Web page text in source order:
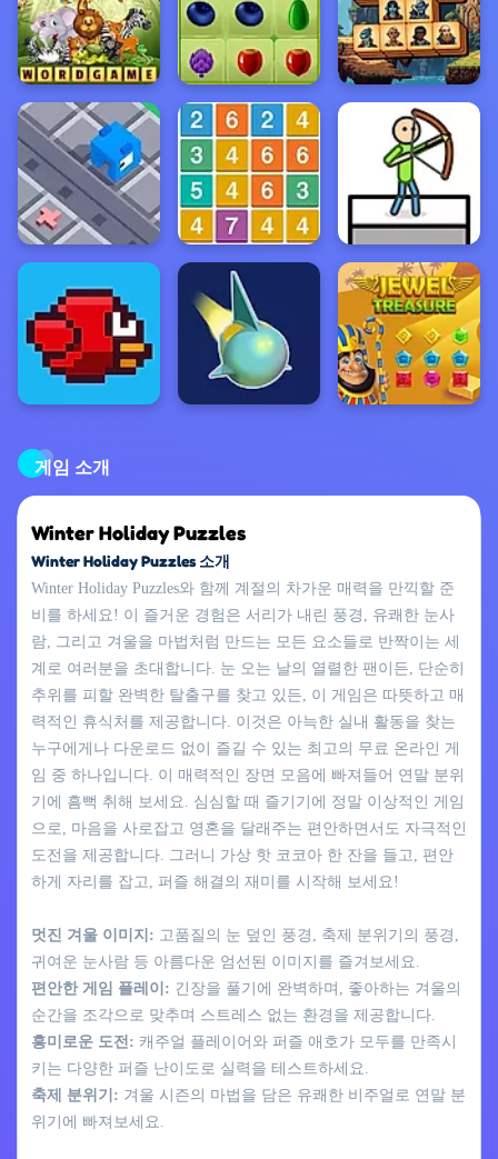
게임 소개
Winter Holiday Puzzles
Winter Holiday Puzzles 소개
Winter Holiday Puzzles와 함께 계절의 차가운 매력을 만끽할 준
비를 하세요! 이 즐거운 경험은 서리가 내린 풍경, 유쾌한 눈사
람, 그리고 겨울을 마법처럼 만드는 모든 요소들로 반짝이는 세
계로 여러분을 초대합니다. 눈 오는 날의 열렬한 팬이든, 단순히
추위를 피할 완벽한 탈출구를 찾고 있든, 이 게임은 따뜻하고 매
력적인 휴식처를 제공합니다. 이것은 아늑한 실내 활동을 찾는
누구에게나 다운로드 없이 즐길 수 있는 최고의 무료 온라인 게
임 중 하나입니다. 이 매력적인 장면 모음에 빠져들어 연말 분위
기에 흠뻑 취해 보세요. 심심할 때 즐기기에 정말 이상적인 게임
으로, 마음을 사로잡고 영혼을 달래주는 편안하면서도 자극적인
도전을 제공합니다. 그러니 가상 핫 코코아 한 잔을 들고, 편안
하게 자리를 잡고, 퍼즐 해결의 재미를 시작해 보세요!
멋진 겨울 이미지: 고품질의 눈 덮인 풍경, 축제 분위기의 풍경,
귀여운 눈사람 등 아름다운 엄선된 이미지를 즐겨보세요.
편안한 게임 플레이: 긴장을 풀기에 완벽하며, 좋아하는 겨울의
순간을 조각으로 맞추며 스트레스 없는 환경을 제공합니다.
흥미로운 도전: 캐주얼 플레이어와 퍼즐 애호가 모두를 만족시
키는 다양한 퍼즐 난이도로 실력을 테스트하세요.
축제 분위기: 겨울 시즌의 마법을 담은 유쾌한 비주얼로 연말 분
위기에 빠져보세요.